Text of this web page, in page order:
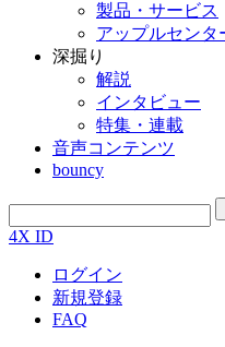
製品・サービス
アップルセンタ
深掘り
解説
インタビュー
特集・連載
音声コンテンツ
bouncy
4X ID
ログイン
新規登録
FAQ